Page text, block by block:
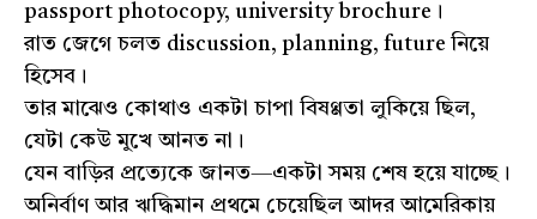
passport photocopy, university brochure।
রাত জেগে চলত discussion, planning, future নিয়ে
হিসেব।
তার মাঝেও কোথাও একটা চাপা বিষণ্ণতা লুকিয়ে ছিল,
যেটা কেউ মুখে আনত না।
যেন বাড়ির প্রত্যেকে জানত—একটা সময় শেষ হয়ে যাচ্ছে।
অনির্বাণ আর ঋদ্ধিমান প্রথমে চেয়েছিল আদর আমেরিকায়